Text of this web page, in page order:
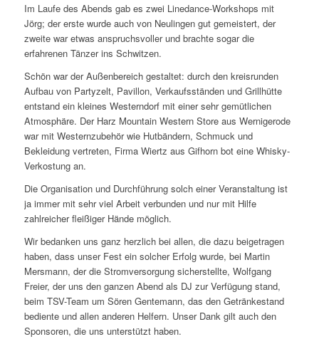
Im Laufe des Abends gab es zwei Linedance-Workshops mit
Jörg; der erste wurde auch von Neulingen gut gemeistert, der
zweite war etwas anspruchsvoller und brachte sogar die
erfahrenen Tänzer ins Schwitzen.
Schön war der Außenbereich gestaltet: durch den kreisrunden
Aufbau von Partyzelt, Pavillon, Verkaufsständen und Grillhütte
entstand ein kleines Westerndorf mit einer sehr gemütlichen
Atmosphäre. Der Harz Mountain Western Store aus Wernigerode
war mit Westernzubehör wie Hutbändern, Schmuck und
Bekleidung vertreten, Firma Wiertz aus Gifhorn bot eine Whisky-
Verkostung an.
Die Organisation und Durchführung solch einer Veranstaltung ist
ja immer mit sehr viel Arbeit verbunden und nur mit Hilfe
zahlreicher fleißiger Hände möglich.
Wir bedanken uns ganz herzlich bei allen, die dazu beigetragen
haben, dass unser Fest ein solcher Erfolg wurde, bei Martin
Mersmann, der die Stromversorgung sicherstellte, Wolfgang
Freier, der uns den ganzen Abend als DJ zur Verfügung stand,
beim TSV-Team um Sören Gentemann, das den Getränkestand
bediente und allen anderen Helfern. Unser Dank gilt auch den
Sponsoren, die uns unterstützt haben.